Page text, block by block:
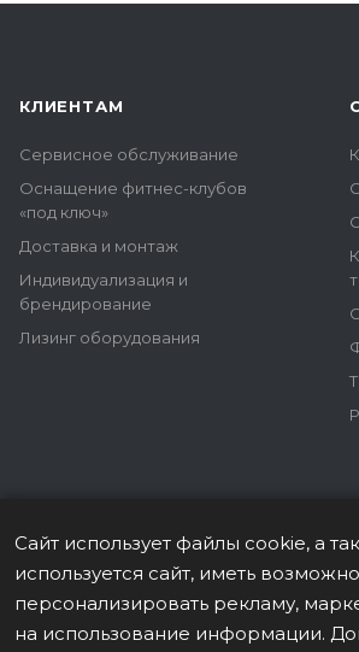
КЛИЕНТАМ
Сервисное обслуживание
Оснащение фитнес-клубов
«под ключ»
Доставка и монтаж
Индивидуализация и
брендирование
Лизинг оборудования
Сайт использует файлы cookie, а
используется сайт, иметь
персонализировать рекламу,
на использование информации.